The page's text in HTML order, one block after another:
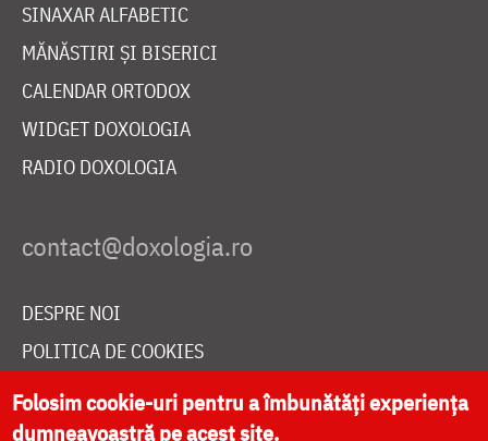
SINAXAR ALFABETIC
MĂNĂSTIRI ȘI BISERICI
CALENDAR ORTODOX
WIDGET DOXOLOGIA
RADIO DOXOLOGIA
DESPRE NOI
POLITICA DE COOKIES
DONEAZĂ ONLINE PENTRU CATEDRALA NAȚIONALĂ
Folosim cookie-uri pentru a îmbunătăți experiența
dumneavoastră pe acest site.